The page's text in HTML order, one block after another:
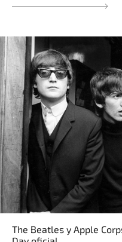
The Beatles y Apple